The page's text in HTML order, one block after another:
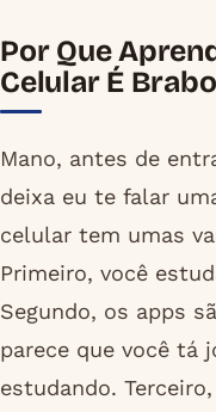
Por Que
Celular É
Mano, antes de
deixa eu te falar
celular tem umas
Primeiro, você
Segundo, os apps
parece que você tá
estudando.